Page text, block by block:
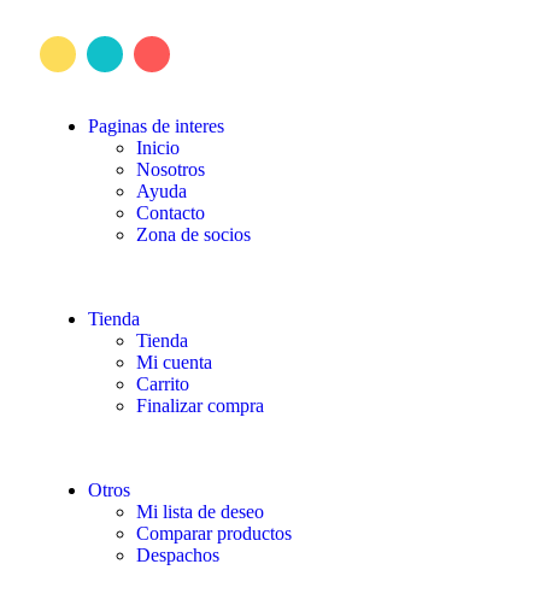
Paginas de interes
Inicio
Nosotros
Ayuda
Contacto
Zona de socios
Tienda
Tienda
Mi cuenta
Carrito
Finalizar compra
Otros
Mi lista de deseo
Comparar productos
Despachos